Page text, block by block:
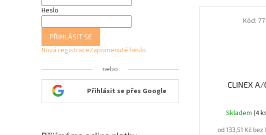
Heslo
PŘIHLÁSIT SE
Nová registraceZapomenuté heslo
nebo
Přihlásit se přes Google
CLINEX A/
Skladem(4
od 133,51 Kč bez
Kód: